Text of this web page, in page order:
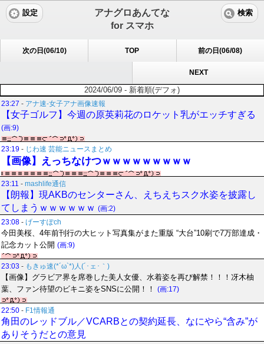
アナグロあんてな
for スマホ
設定 検索
次の日(06/10) TOP 前の日(06/08)
NEXT
2024/06/09 - 新着順(デフォ)
23:27 - アナ速‐女子アナ画像速報
【女子ゴルフ】今週の原英莉花のロケット乳がエッチすぎる
(画:9)
23:19 - じわ速 芸能ニュースまとめ
【画像】えっちなけつｗｗｗｗｗｗｗｗｗ
23:11 - mashlife通信
【朗報】現AKBのセンターさん、えちえちスク水姿を披露し
てしまうｗｗｗｗｗｗ (画:2)
23:08 - げーすぽch
今田美桜、4年前刊行の大ヒット写真集がまた重版 “大台”10刷で7万部達成・
記念カット公開 (画:9)
23:03 - もきゅ速(*´ω`*)人(´･ェ･｀)
【画像】グラビア界を席巻した美人女優、水着姿を再び解禁！！！冴木柚
葉、ファン待望のビキニ姿をSNSに公開！！
(画:17)
22:50 - F1情報通
角田のレッドブル／VCARBとの契約延長、なにやら“含み”が
ありそうだとの意見